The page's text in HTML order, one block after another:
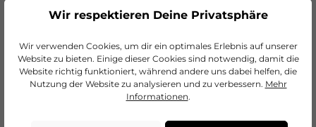
Wir respektieren Deine Privatsphäre
Wir verwenden Cookies, um dir ein optimales Erlebnis auf unserer
Website zu bieten. Einige dieser Cookies sind notwendig, damit die
Website richtig funktioniert, während andere uns dabei helfen, die
Nutzung der Website zu analysieren und zu verbessern. Mehr
Informationen.